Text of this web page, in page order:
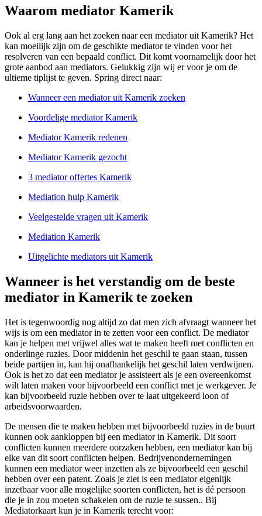
Waarom mediator Kamerik
Ook al erg lang aan het zoeken naar een mediator uit Kamerik? Het
kan moeilijk zijn om de geschikte mediator te vinden voor het
resolveren van een bepaald conflict. Dit komt voornamelijk door het
grote aanbod aan mediators. Gelukkig zijn wij er voor je om de
ultieme tiplijst te geven. Spring direct naar:
Wanneer een mediator uit Kamerik zoeken
Voordelige mediator Kamerik
Mediator Kamerik redenen
Mediator Kamerik gezocht
3 mediator offertes Kamerik
Mediation hulp Kamerik
Veelgestelde vragen uit Kamerik
Mediation Kamerik
Uitgelichte mediators uit Kamerik
Wanneer is het verstandig om de beste
mediator in Kamerik te zoeken
Het is tegenwoordig nog altijd zo dat men zich afvraagt wanneer het
wijs is om een mediator in te zetten voor een conflict. De mediator
kan je helpen met vrijwel alles wat te maken heeft met conflicten en
onderlinge ruzies. Door middenin het geschil te gaan staan, tussen
beide partijen in, kan hij onafhankelijk het geschil laten verdwijnen.
Ook is het zo dat een mediator je assisteert als je een overeenkomst
wilt laten maken voor bijvoorbeeld een conflict met je werkgever. Je
kan bijvoorbeeld ruzie hebben over te laat uitgekeerd loon of
arbeidsvoorwaarden.
De mensen die te maken hebben met bijvoorbeeld ruzies in de buurt
kunnen ook aankloppen bij een mediator in Kamerik. Dit soort
conflicten kunnen meerdere oorzaken hebben, een mediator kan bij
elke van dit soort conflicten helpen. Bedrijvenondernemingen
kunnen een mediator weer inzetten als ze bijvoorbeeld een geschil
hebben over een patent. Zoals je ziet is een mediator eigenlijk
inzetbaar voor alle mogelijke soorten conflicten, het is dé persoon
die je in zou moeten schakelen om de ruzie te sussen.. Bij
Mediatorkaart kun je in Kamerik terecht voor: